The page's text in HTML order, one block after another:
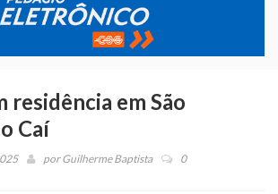
residência em São
Caí
porGuilherme Baptista 0